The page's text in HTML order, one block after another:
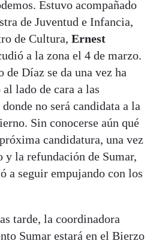
Estuvo acompañado
de Juventud e Infancia,
de Cultura, Ernest
a la zona el 4 de marzo.
de Díaz se da una vez ha
lado de cara a las
no será candidata a la
Sin conocerse aún qué
candidatura, una vez
y la refundación de Sumar,
a seguir empujando con los
tarde, la coordinadora
Sumar estará en el Bierzo